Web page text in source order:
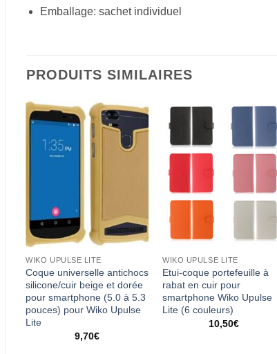
Emballage: sachet individuel
PRODUITS SIMILAIRES
WIKO UPULSE LITE
Coque universelle antichocs
silicone/cuir beige et dorée
pour smartphone (5.0 à 5.3
pouces) pour Wiko Upulse
Lite
9,70€
WIKO UPULSE LITE
Etui-coque portefeuille à
rabat en cuir pour
smartphone Wiko Upulse
Lite (6 couleurs)
10,50€